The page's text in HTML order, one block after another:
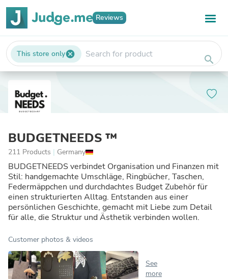
Reviews
This store onlycancel search
BUDGETNEEDS ™
211 Products | Germany
BUDGETNEEDS verbindet Organisation und Finanzen mit
Stil: handgemachte Umschläge, Ringbücher, Taschen,
Federmäppchen und durchdachtes Budget Zubehör für
einen strukturierten Alltag. Entstanden aus einer
persönlichen Geschichte, gemacht mit Liebe zum Detail
für alle, die Struktur und Ästhetik verbinden wollen.
Customer photos & videos
See
more